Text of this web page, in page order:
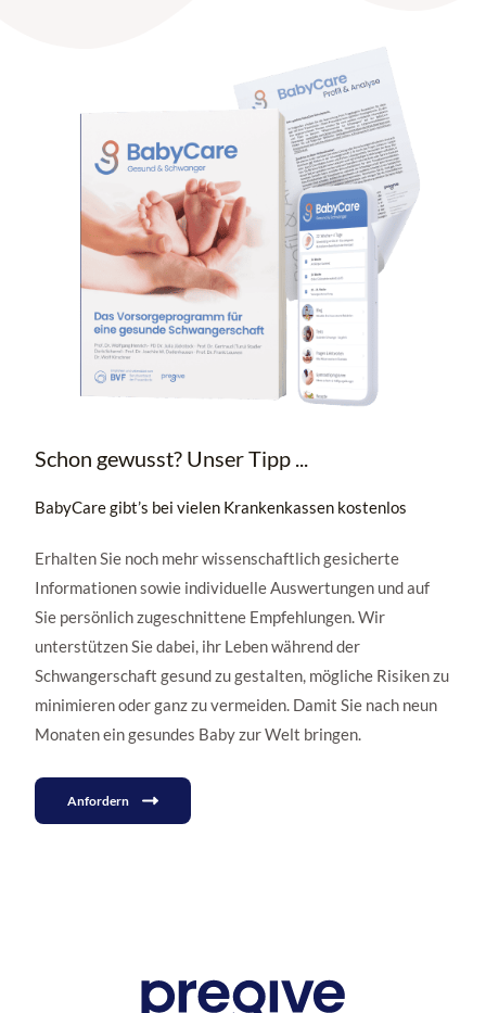
Schon gewusst? Unser Tipp ...
BabyCare gibt’s bei vielen Krankenkassen kostenlos
Erhalten Sie noch mehr wissenschaftlich gesicherte
Informationen sowie individuelle Auswertungen und auf
Sie persönlich zugeschnittene Empfehlungen. Wir
unterstützen Sie dabei, ihr Leben während der
Schwangerschaft gesund zu gestalten, mögliche Risiken zu
minimieren oder ganz zu vermeiden. Damit Sie nach neun
Monaten ein gesundes Baby zur Welt bringen.
Anfordern